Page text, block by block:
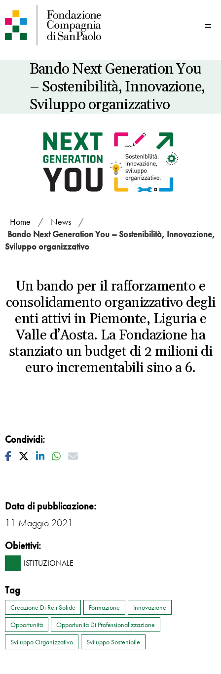
Bando Next Generation You
– Sostenibilità, Innovazione,
Sviluppo organizzativo
Home / News
/
Bando Next Generation You – Sostenibilità, Innovazione,
Sviluppo organizzativo
Un bando per il rafforzamento e
consolidamento organizzativo degli
enti attivi in Piemonte, Liguria e
Valle d’Aosta. La Fondazione ha
stanziato un budget di 2 milioni di
euro incrementabili sino a 6.
Condividi:
Facebook
TwitterLinkedinWhatsapp
Mail
Data di pubblicazione:
11 Maggio 2021
Obiettivi:
ISTITUZIONALE
Tag
Creazione Di Reti Solide Formazione
Innovazione
Opportunità
Opportunità Di Professionalizzazione
Sviluppo Organizzativo
Sviluppo Sostenibile